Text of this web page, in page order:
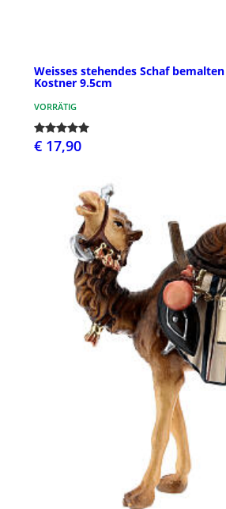
Weisses stehendes Schaf
Kostner 9.5cm
VORRÄTIG
€ 17,90